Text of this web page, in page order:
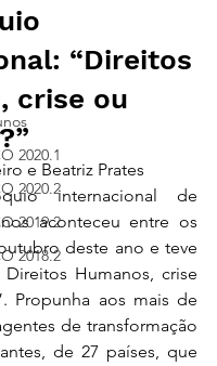
2020.1
2020.2
2019.2
2018.2
“Direitos
crise ou
e Beatriz Prates
internacional de
aconteceu entre os
deste ano e teve
Humanos, crise
Propunha aos mais de
de transformação
de 27 países, que